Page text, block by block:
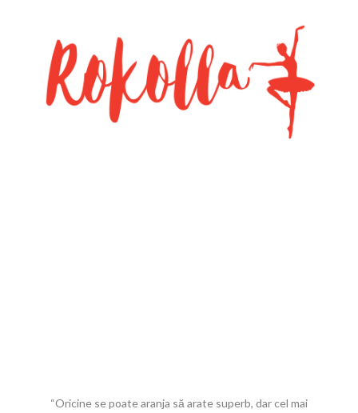
“Oricine se poate aranja să arate superb, dar cel mai